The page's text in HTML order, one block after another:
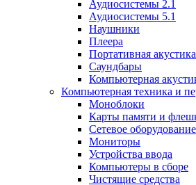
Аудиосистемы 2.1
Аудиосистемы 5.1
Наушники
Плеера
Портативная акустика
Саундбары
Компьютерная
Компьютерная техника и
Моноблоки
Карты памяти и
Сетевое оборудование
Мониторы
Устройства ввода
Компьютеры в сборе
Чистящие средства